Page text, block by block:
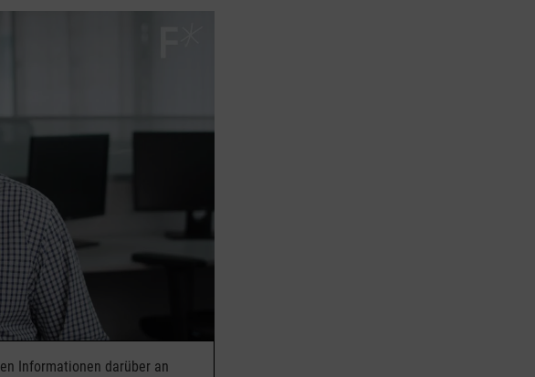
Informationen darüber an